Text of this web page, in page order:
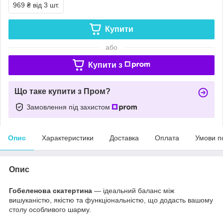
969 ₴ від 3 шт.
Купити
або
Купити з
Що таке купити з Пром?
Замовлення під захистом
Опис Характеристики Доставка Оплата Умови
Опис
Гобеленова скатертина — ідеальний баланс між
вишуканістю, якістю та функціональністю, що додасть вашому
столу особливого шарму.